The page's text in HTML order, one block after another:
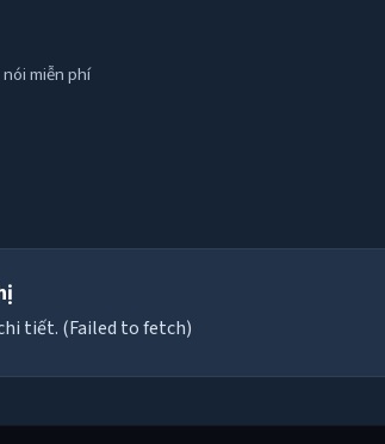
miễn phí
tiết. (Failed to fetch)